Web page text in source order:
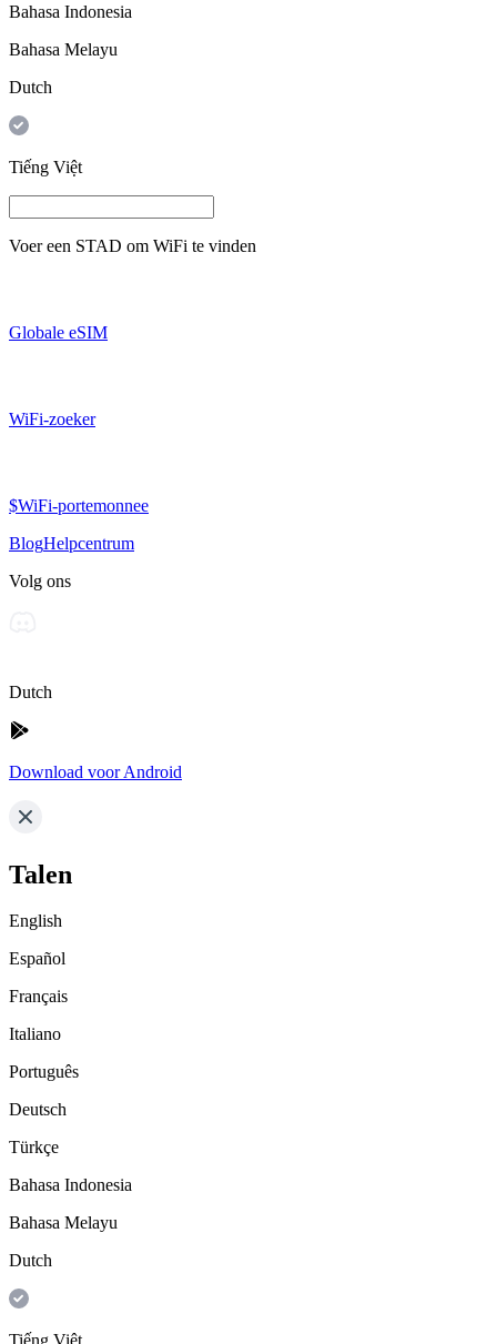
Bahasa Indonesia
Bahasa Melayu
Dutch
Tiếng Việt
Voer een STAD om WiFi te vinden
Globale eSIM
WiFi-zoeker
$WiFi-portemonnee
BlogHelpcentrum
Volg ons
Dutch
Download voor Android
Talen
English
Español
Français
Italiano
Português
Deutsch
Türkçe
Bahasa Indonesia
Bahasa Melayu
Dutch